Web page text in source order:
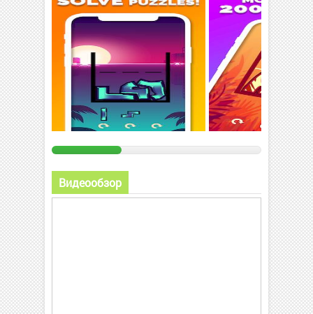
Видеообзор